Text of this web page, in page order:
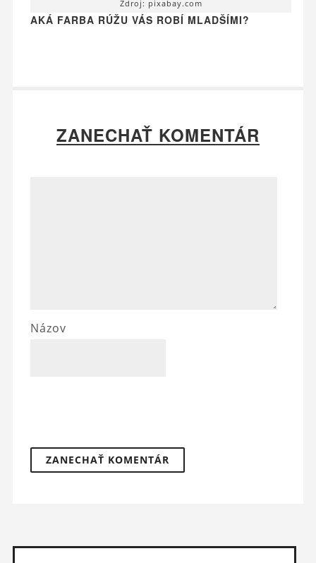
Zdroj: pixabay.com
AKÁ FARBA RÚŽU VÁS ROBÍ MLADŠÍMI?
ZANECHAŤ KOMENTÁR
Názov